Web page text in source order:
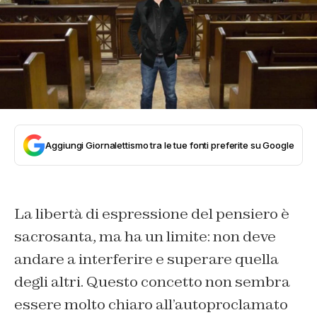
Aggiungi Giornalettismo tra le tue fonti preferite su Google
La libertà di espressione del pensiero è
sacrosanta, ma ha un limite: non deve
andare a interferire e superare quella
degli altri. Questo concetto non sembra
essere molto chiaro all’autoproclamato